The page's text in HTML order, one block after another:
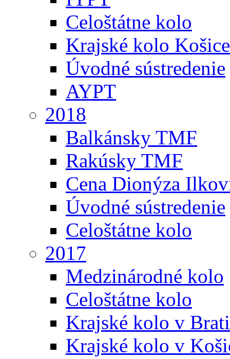
Celoštátne kolo
Krajské kolo Košice
Úvodné sústredenie
AYPT
2018
Balkánsky TMF
Rakúsky TMF
Cena Dionýza
Úvodné sústredenie
Celoštátne kolo
2017
Medzinárodné kolo
Celoštátne kolo
Krajské kolo v
Krajské kolo v